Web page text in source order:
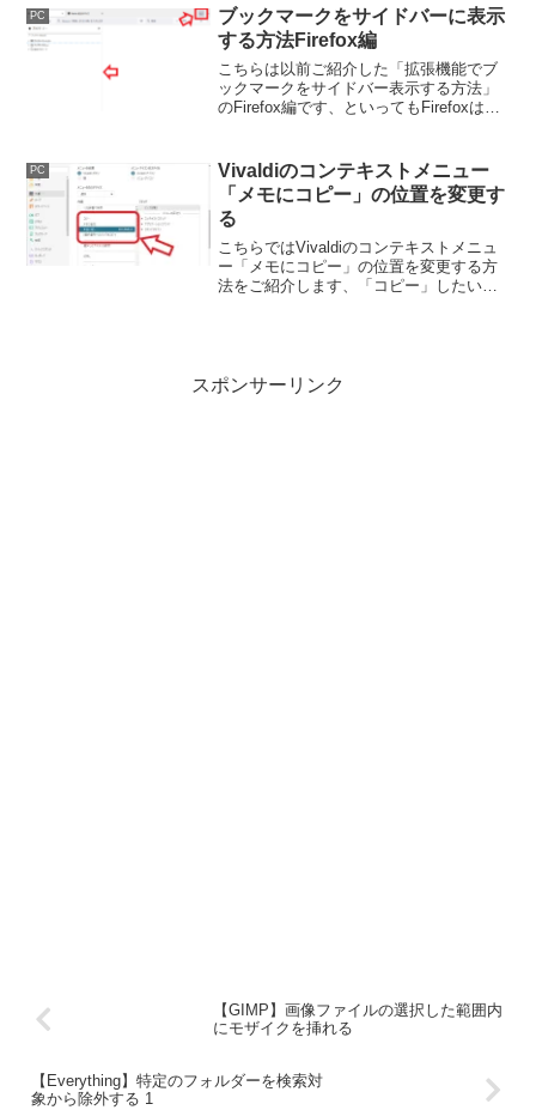
PC
ブックマークをサイドバーに表示
する方法Firefox編
こちらは以前ご紹介した「拡張機能でブ
ックマークをサイドバー表示する方法」
のFirefox編です、といってもFirefoxは拡
能です、こちらでは表示する方法のご紹
介を致します。
PC
Vivaldiのコンテキストメニュー
「メモにコピー」の位置を変更す
る
こちらではVivaldiのコンテキストメニュ
ー「メモにコピー」の位置を変更する方
法をご紹介します、「コピー」したいの
スポンサーリンク
【GIMP】画像ファイルの選択した範囲内
にモザイクを挿れる
【Everything】特定のフォルダーを検索対
象から除外する 1